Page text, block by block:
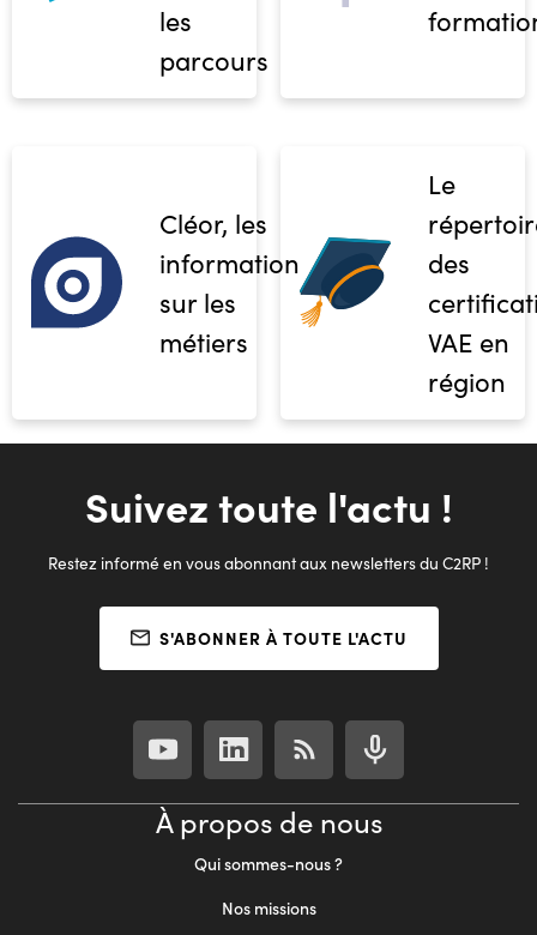
les
parcours
Cléor, les
informations
sur les
métiers
Le
des
VAE en
région
Suivez toute l'actu !
Restez informé en vous abonnant aux newsletters du C2RP !
S'ABONNER À TOUTE L'ACTU
À propos de nous
Qui sommes-nous ?
Nos missions